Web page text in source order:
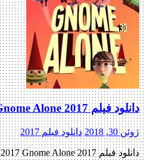
دانلود فیلم Gnome Alone 2017
ژوئن 30, 2018 دانلود فیلم 2017
دانلود فیلم Gnome Alone 2017 Gnome Alone 2017 با کیفیت BluRay 720p پیش نمایش فیلم اضافه شد نسخه کم حجم و با کیفیت x265 به زودی کیفیت ۴۸۰p اضافه شد کیفیت ۱۰۸۰p به زودی نسخه […]